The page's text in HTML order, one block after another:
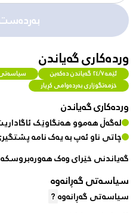
وردەکاری گەیاندن
ئێمە ٢٤/٧ گەیاندن دەکەین سیاسەتی
خزمەتگوزاری بەردەوامی کڕیار
وردەکاری گەیاندن
لەگەڵ هەموو هەنگاوێک
چاتی ناو ئەپ بە یەک نامە پشتگیری 24 / 7
گەیاندنی خێرای وەک
سیاسەتی گەڕانەوە
سیاسەتی گەڕانەوە?